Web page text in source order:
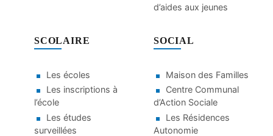
d’aides aux jeunes
SCOLAIRE
Les écoles
Les inscriptions à
l’école
Les études
surveillées
SOCIAL
Maison des Familles
Centre Communal
d’Action Sociale
Les Résidences
Autonomie